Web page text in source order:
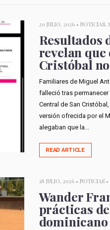
20 JULIO, 2026 • NOTICIAS,
Resultados
revelan que
Cristóbal
Familiares de Miguel
falleció tras
Central de San
versión ofrecida por el
alegaban que la...
READ ARTICLE
18 JULIO, 2026 • NOTICIAS•
Wander
prácticas
dominicano